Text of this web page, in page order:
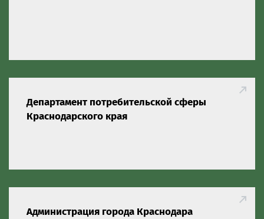
Департамент потребительской сферы
Краснодарского края
Администрация города Краснодара